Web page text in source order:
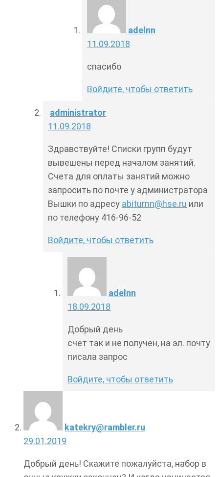
adelnn
11.09.2018
спасибо
Войдите, чтобы ответить
administrator
11.09.2018
Здравствуйте! Списки групп будут
вывешены перед началом занятий.
Счета для оплаты занятий можно
запросить по почте у администратора
Вышки по адресу abiturnn@hse.ru или
по телефону 416-96-52
Войдите, чтобы ответить
adelnn
18.09.2018
Добрый день
счет так и не получен, на эл. почту
писала запрос
Войдите, чтобы ответить
katekry@rambler.ru
29.01.2019
Добрый день! Скажите пожалуйста, набор в